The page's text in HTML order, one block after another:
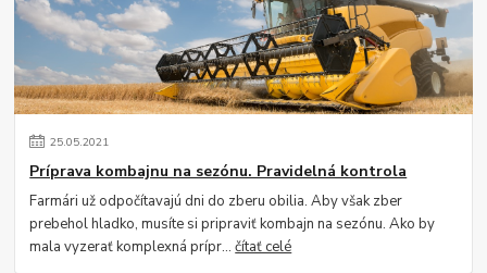
25.05.2021
Príprava kombajnu na sezónu. Pravidelná kontrola
Farmári už odpočítavajú dni do zberu obilia. Aby však zber
prebehol hladko, musíte si pripraviť kombajn na sezónu. Ako by
mala vyzerať komplexná prípr...čítať celé